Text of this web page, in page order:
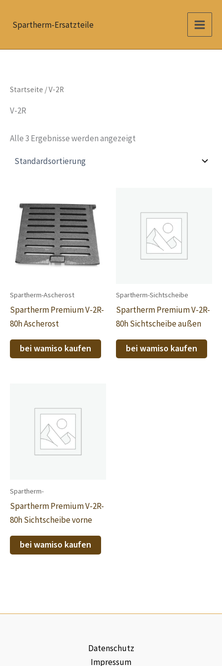
InhaltSpartherm-Ersatzteile
Startseite / V-2R
V-2R
Alle 3 Ergebnisse werden angezeigt
Spartherm-Ascherost
Spartherm Premium V-2R-
80h Ascherost
bei wamiso kaufen
Spartherm-Sichtscheibe
Spartherm Premium V-2R-
80h Sichtscheibe außen
bei wamiso kaufen
Spartherm-
Spartherm Premium V-2R-
80h Sichtscheibe vorne
bei wamiso kaufen
Datenschutz
Impressum